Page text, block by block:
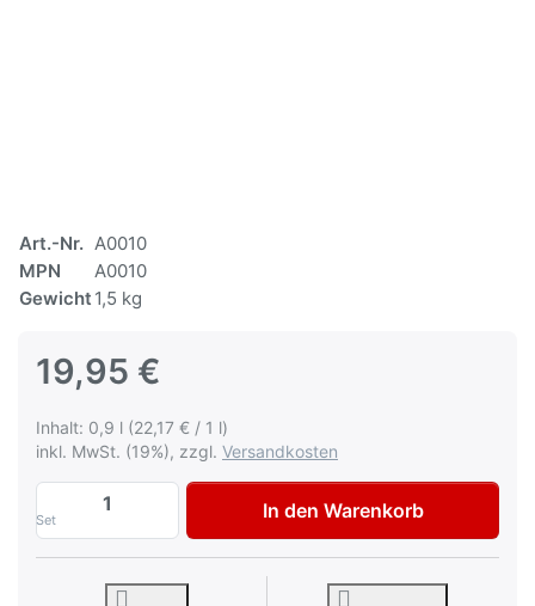
Art.-Nr. A0010
MPN
A0010
Gewicht 1,5 kg
19,95 €
Inhalt: 0,9 l (22,17 € / 1 l)
inkl. MwSt. (19%), zzgl. Versandkosten
Set
AVO Autolack Lackspray-Set für
In den Warenkorb